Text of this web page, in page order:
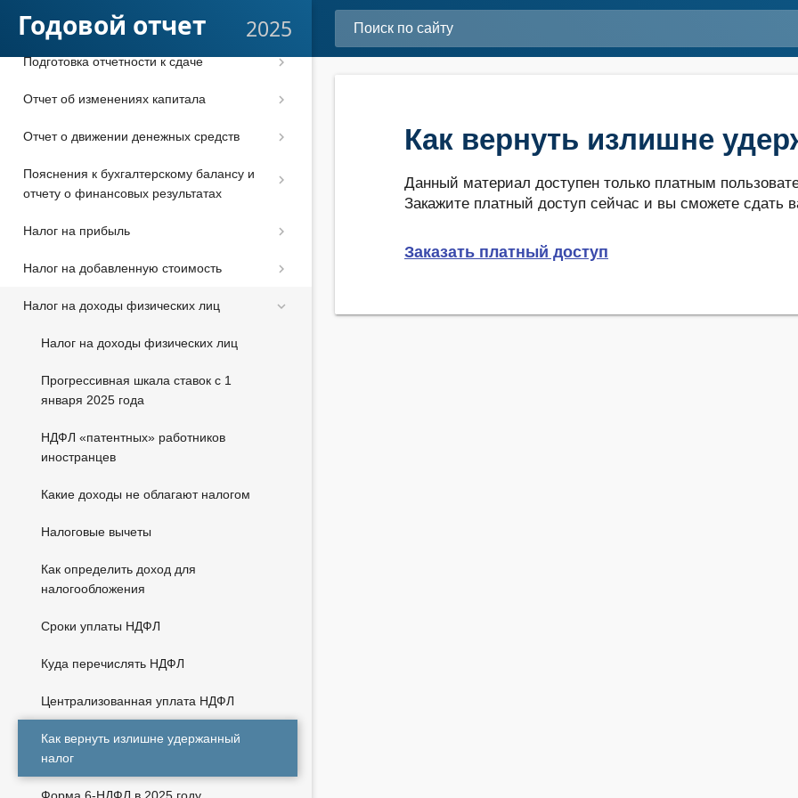
Годовой отчет 2025
Отчет о финансовых результатах
Подготовка отчетности к сдаче
Отчет об изменениях капитала
Отчет о движении денежных средств
Пояснения к бухгалтерскому балансу и
отчету о финансовых результатах
Налог на прибыль
Налог на добавленную стоимость
Налог на доходы физических лиц
Налог на доходы физических лиц
Прогрессивная шкала ставок с 1
января 2025 года
НДФЛ «патентных» работников
иностранцев
Какие доходы не облагают налогом
Налоговые вычеты
Как определить доход для
налогообложения
Сроки уплаты НДФЛ
Куда перечислять НДФЛ
Централизованная уплата НДФЛ
Как вернуть излишне удержанный
налог
Как вернуть излишне
Данный материал доступен только платным
Закажите платный доступ сейчас и вы сможете сдать
Заказать платный доступ